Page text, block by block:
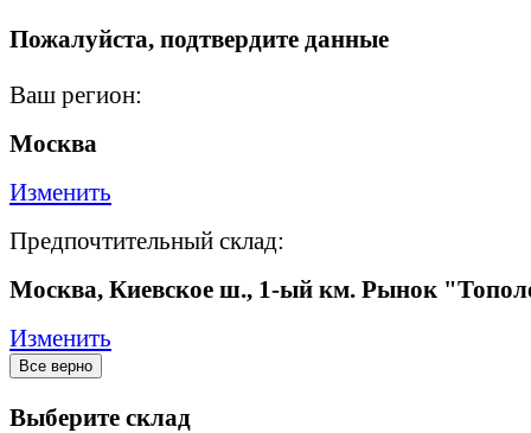
Пожалуйста, подтвердите данные
Ваш регион:
Москва
Изменить
Предпочтительный склад:
Москва, Киевское ш., 1-ый км. Рынок
Изменить
Все верно
Выберите склад